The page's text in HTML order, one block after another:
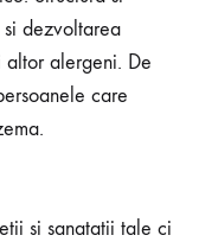
dezvoltarea
altor alergeni. De
care
si sanatatii tale ci